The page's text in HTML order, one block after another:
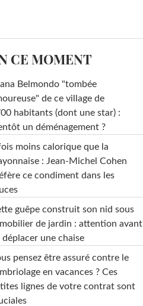
CE MOMENT
Belmondo "tombée
de ce village de
habitants (dont une star) :
un déménagement ?
moins calorique que la
: Jean-Michel Cohen
ce condiment dans les
guêpe construit son nid sous
de jardin : attention avant
déplacer une chaise
pensez être assuré contre le
en vacances ? Ces
lignes de votre contrat sont